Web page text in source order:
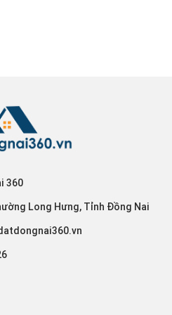
360
Long Hưng, Tỉnh Đồng Nai